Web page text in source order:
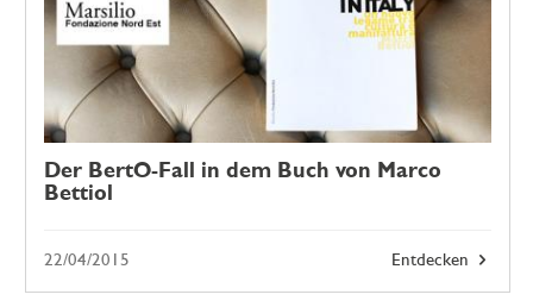
Der BertO-Fall in dem Buch von Marco
Bettiol
Entdecken
22/04/2015